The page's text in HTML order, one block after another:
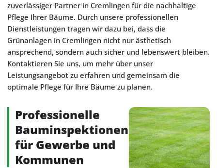
zuverlässiger Partner in Cremlingen für die nachhaltige
Pflege Ihrer Bäume. Durch unsere professionellen
Dienstleistungen tragen wir dazu bei, dass die
Grünanlagen in Cremlingen nicht nur ästhetisch
ansprechend, sondern auch sicher und lebenswert bleiben.
Kontaktieren Sie uns, um mehr über unser
Leistungsangebot zu erfahren und gemeinsam die
optimale Pflege für Ihre Bäume zu planen.
Professionelle
Bauminspektionen
für Gewerbe und
Kommunen